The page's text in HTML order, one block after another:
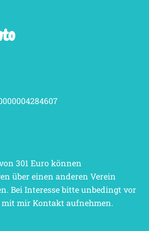
301 Euro können
über einen anderen Verein
Bei Interesse bitte unbedingt vor
mir Kontakt aufnehmen.